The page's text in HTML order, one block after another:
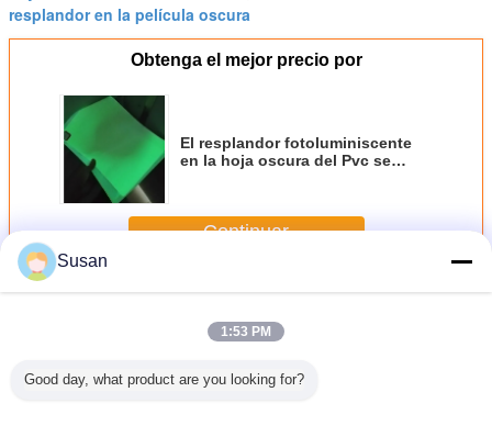
resplandor en la película oscura
Obtenga el mejor precio por
El resplandor fotoluminiscente
en la hoja oscura del Pvc se
Continuar
MásPelícula fotoluminiscente del vinilo
Susan
1:53 PM
Good day, what product are you looking for?